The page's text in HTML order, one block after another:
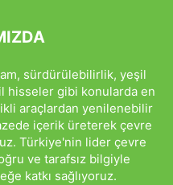
sürdürülebilirlik, yeşil
hisseler gibi konularda en
araçlardan yenilenebilir
içerik üreterek çevre
Türkiye'nin lider çevre
ve tarafsız bilgiyle
katkı sağlıyoruz.